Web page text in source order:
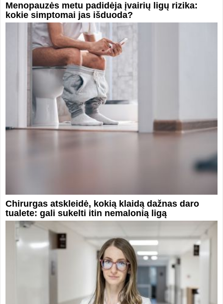
Menopauzės metu padidėja įvairių ligų rizika:
kokie simptomai jas išduoda?
Chirurgas atskleidė, kokią klaidą dažnas daro
tualete: gali sukelti itin nemalonią ligą